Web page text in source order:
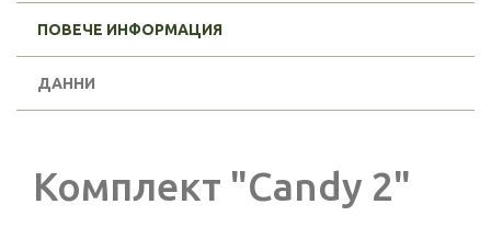
ПОВЕЧЕ ИНФОРМАЦИЯ
ДАННИ
Комплект "Candy 2"